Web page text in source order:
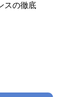
スの徹底